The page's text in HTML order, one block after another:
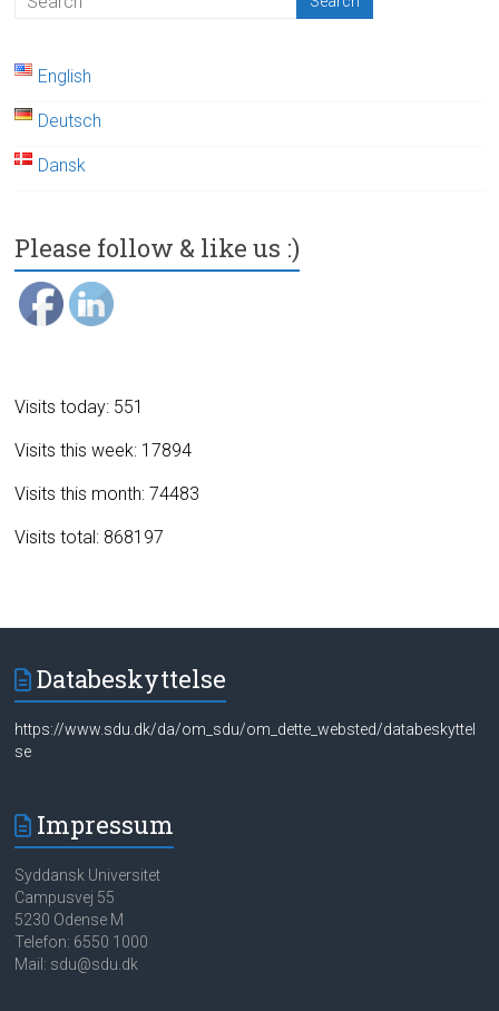
English
Deutsch
Dansk
Please follow & like us :)
Visits today: 551
Visits this week: 17894
Visits this month: 74483
Visits total: 868197
Databeskyttelse
https://www.sdu.dk/da/om_sdu/om_dette_websted/databeskyttel
se
Impressum
Syddansk Universitet
Campusvej 55
5230 Odense M
Telefon: 6550 1000
Mail: sdu@sdu.dk